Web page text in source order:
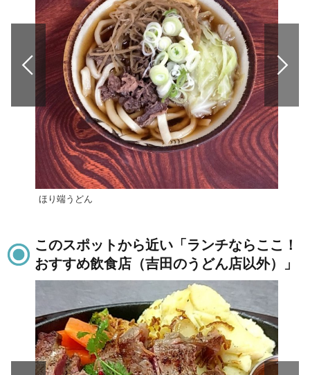
ほり端うどん
このスポットから近い「ランチならここ！
おすすめ飲食店（吉田のうどん店以外）」